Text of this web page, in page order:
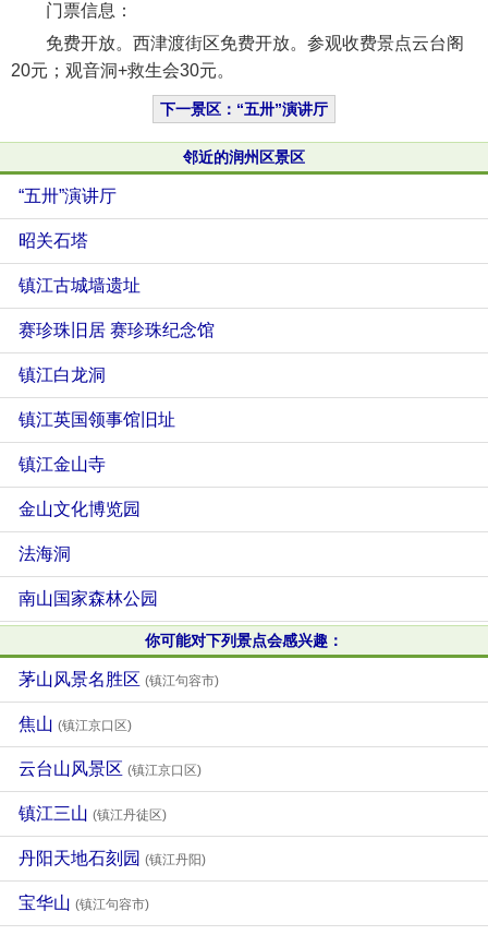
门票信息：
免费开放。西津渡街区免费开放。参观收费景点云台阁
20元；观音洞+救生会30元。
下一景区：“五卅”演讲厅
邻近的润州区景区
“五卅”演讲厅
昭关石塔
镇江古城墙遗址
赛珍珠旧居 赛珍珠纪念馆
镇江白龙洞
镇江英国领事馆旧址
镇江金山寺
金山文化博览园
法海洞
南山国家森林公园
你可能对下列景点会感兴趣：
茅山风景名胜区 (镇江句容市)
焦山 (镇江京口区)
云台山风景区 (镇江京口区)
镇江三山 (镇江丹徒区)
丹阳天地石刻园 (镇江丹阳)
宝华山 (镇江句容市)